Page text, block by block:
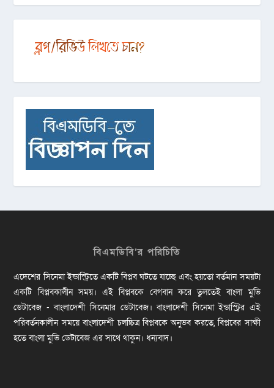
বিএমডিবি’র পরিচিতি
এদেশের সিনেমা ইন্ডাস্ট্রিতে একটি বিপ্লব ঘটতে যাচ্ছে এবং হয়তো বর্তমান সময়টা
একটি বিপ্লবকালীন সময়। এই বিপ্লবকে বেগবান করে তুলতেই বাংলা মুভি
ডেটাবেজ - বাংলাদেশী সিনেমার ডেটাবেজ। বাংলাদেশী সিনেমা ইন্ডাস্ট্রির এই
পরিবর্তনকালীন সময়ে বাংলাদেশী চলচ্চিত্র বিপ্লবকে অনুভব করতে, বিপ্লবের সাক্ষী
হতে বাংলা মুভি ডেটাবেজ এর সাথে থাকুন। ধন্যবাদ।